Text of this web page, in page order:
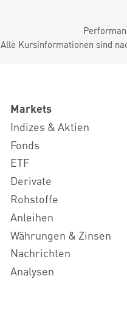
Alle Kursinformationen sind
Markets
Indizes & Aktien
Fonds
ETF
Derivate
Rohstoffe
Anleihen
Währungen & Zinsen
Nachrichten
Analysen